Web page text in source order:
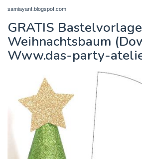
samiayant.blogspot.com
GRATIS Bastelvorlage
Weihnachtsbaum
Www.das-party-